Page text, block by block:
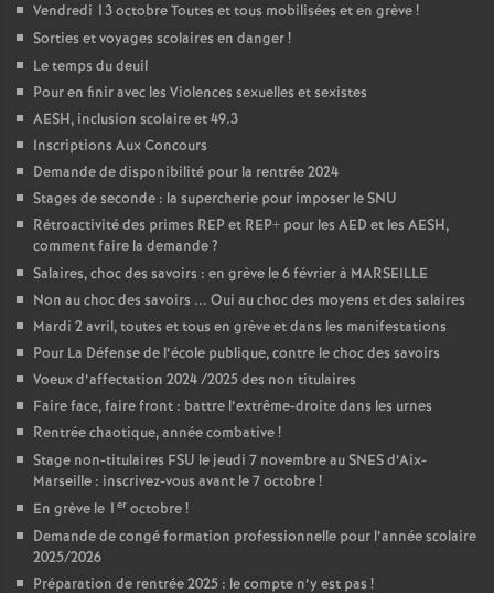
Vendredi 13 octobre Toutes et tous mobilisées et en grève!
Sorties et voyages scolaires en danger!
Le temps du deuil
Pour en finir avec les Violences sexuelles et sexistes
AESH, inclusion scolaire et 49.3
Inscriptions Aux Concours
Demande de disponibilité pour la rentrée 2024
Stages de seconde : la supercherie pour imposer le SNU
Rétroactivité des primes REP et REP+ pour les AED et les AESH,
comment faire la demande?
Salaires, choc des savoirs : en grève le 6 février à MARSEILLE
Non au choc des savoirs ... Oui au choc des moyens et des salaires
Mardi 2 avril, toutes et tous en grève et dans les manifestations
Pour La Défense de l’école publique, contre le choc des savoirs
Voeux d’affectation 2024 /2025 des non titulaires
Faire face, faire front : battre l’extrême-droite dans les urnes
Rentrée chaotique, année combative!
Stage non-titulaires FSU le jeudi 7 novembre au SNES d’Aix-
Marseille : inscrivez-vous avant le 7 octobre!
En grève le 1 er octobre!
Demande de congé formation professionnelle pour l’année scolaire
2025/2026
Préparation de rentrée 2025 : le compte n’y est pas !